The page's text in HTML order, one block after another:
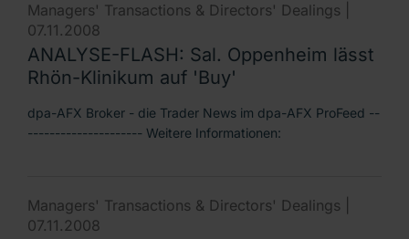
Managers' Transactions & Directors' Dealings |
07.11.2008
ANALYSE-FLASH: Sal. Oppenheim lässt
Rhön-Klinikum auf 'Buy'
dpa-AFX Broker - die Trader News im dpa-AFX ProFeed --
--------------------- Weitere Informationen:
Managers' Transactions & Directors' Dealings |
07.11.2008